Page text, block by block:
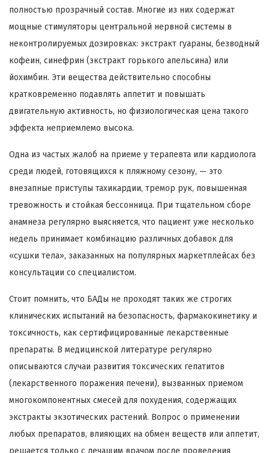
полностью прозрачный состав. Многие из них содержат
мощные стимуляторы центральной нервной системы в
неконтролируемых дозировках: экстракт гуараны, безводный
кофеин, синефрин (экстракт горького апельсина) или
йохимбин. Эти вещества действительно способны
кратковременно подавлять аппетит и повышать
двигательную активность, но физиологическая цена такого
эффекта неприемлемо высока.
Одна из частых жалоб на приеме у терапевта или кардиолога
среди людей, готовящихся к пляжному сезону, — это
внезапные приступы тахикардии, тремор рук, повышенная
тревожность и стойкая бессонница. При тщательном сборе
анамнеза регулярно выясняется, что пациент уже несколько
недель принимает комбинацию различных добавок для
«сушки тела», заказанных на популярных маркетплейсах без
консультации со специалистом.
Стоит помнить, что БАДы не проходят таких же строгих
клинических испытаний на безопасность, фармакокинетику и
токсичность, как сертифицированные лекарственные
препараты. В медицинской литературе регулярно
описываются случаи развития токсических гепатитов
(лекарственного поражения печени), вызванных приемом
многокомпонентных смесей для похудения, содержащих
экстракты экзотических растений. Вопрос о применении
любых препаратов, влияющих на обмен веществ или аппетит,
решается только с лечащим врачом после проведения